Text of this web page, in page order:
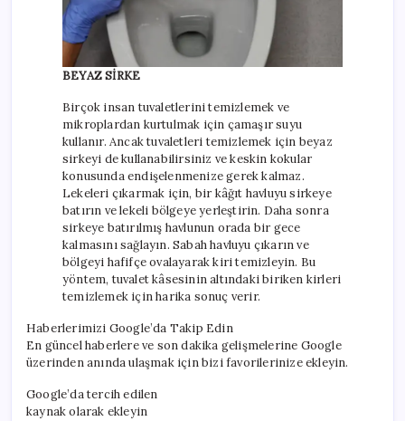
BEYAZ SİRKE
Birçok insan tuvaletlerini temizlemek ve
mikroplardan kurtulmak için çamaşır suyu
kullanır. Ancak tuvaletleri temizlemek için beyaz
sirkeyi de kullanabilirsiniz ve keskin kokular
konusunda endişelenmenize gerek kalmaz.
Lekeleri çıkarmak için, bir kâğıt havluyu sirkeye
batırın ve lekeli bölgeye yerleştirin. Daha sonra
sirkeye batırılmış havlunun orada bir gece
kalmasını sağlayın. Sabah havluyu çıkarın ve
bölgeyi hafifçe ovalayarak kiri temizleyin. Bu
yöntem, tuvalet kâsesinin altındaki biriken kirleri
temizlemek için harika sonuç verir.
Haberlerimizi Google’da Takip Edin
En güncel haberlere ve son dakika gelişmelerine Google
üzerinden anında ulaşmak için bizi favorilerinize ekleyin.
Google’da tercih edilen
kaynak olarak ekleyin